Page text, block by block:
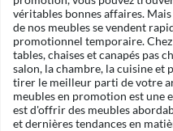
véritables bonnes affaires.
de nos meubles se vendent
promotionnel temporaire.
tables, chaises et canapés pas
salon, la chambre, la cuisine et
tirer le meilleur parti de votre
meubles en promotion est une
est d'offrir des meubles
et dernières tendances en